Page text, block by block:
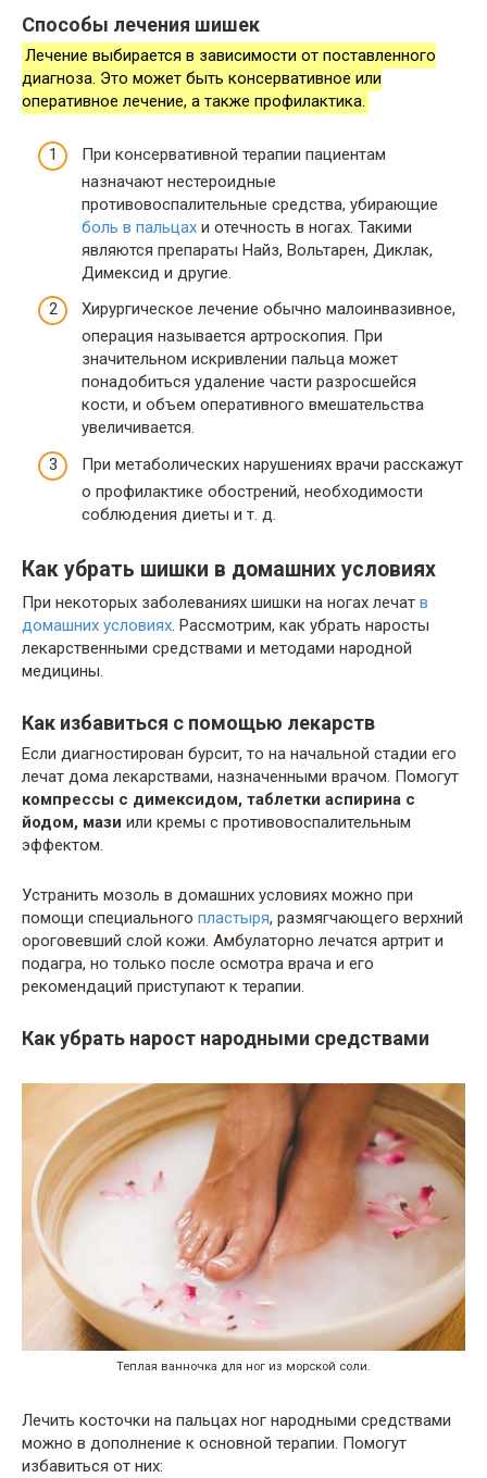
Способы лечения шишек
Лечение выбирается в зависимости от поставленного
диагноза. Это может быть консервативное или
оперативное лечение, а также профилактика.
При консервативной терапии пациентам
назначают нестероидные
противовоспалительные средства, убирающие
боль в пальцах и отечность в ногах. Такими
являются препараты Найз, Вольтарен, Диклак,
Димексид и другие.
Хирургическое лечение обычно малоинвазивное,
операция называется артроскопия. При
значительном искривлении пальца может
понадобиться удаление части разросшейся
кости, и объем оперативного вмешательства
увеличивается.
При метаболических нарушениях врачи расскажут
о профилактике обострений, необходимости
соблюдения диеты и т. д.
Как убрать шишки в домашних условиях
При некоторых заболеваниях шишки на ногах лечат в
домашних условиях. Рассмотрим, как убрать наросты
лекарственными средствами и методами народной
медицины.
Как избавиться с помощью лекарств
Если диагностирован бурсит, то на начальной стадии его
лечат дома лекарствами, назначенными врачом. Помогут
компрессы с димексидом, таблетки аспирина с
йодом, мази или кремы с противовоспалительным
эффектом.
Устранить мозоль в домашних условиях можно при
помощи специального пластыря, размягчающего верхний
ороговевший слой кожи. Амбулаторно лечатся артрит и
подагра, но только после осмотра врача и его
рекомендаций приступают к терапии.
Как убрать нарост народными средствами
Теплая ванночка для ног из морской соли.
Лечить косточки на пальцах ног народными средствами
можно в дополнение к основной терапии. Помогут
избавиться от них: